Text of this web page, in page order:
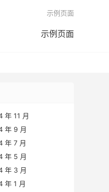
示例页面
示例页面
年 11 月
年 9 月
年 7 月
年 5 月
年 3 月
年 1 月